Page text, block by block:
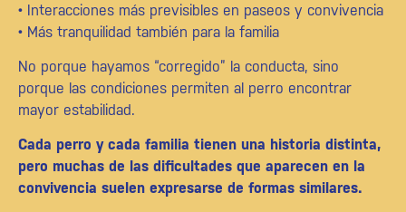
• Interacciones más previsibles en paseos y convivencia
• Más tranquilidad también para la familia
No porque hayamos “corregido” la conducta, sino
porque las condiciones permiten al perro encontrar
mayor estabilidad.
Cada perro y cada familia tienen una historia distinta,
pero muchas de las dificultades que aparecen en la
convivencia suelen expresarse de formas similares.